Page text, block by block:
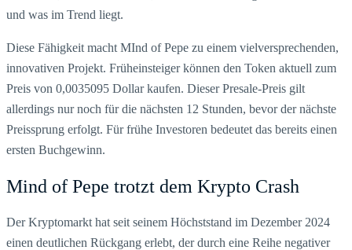
und was im Trend liegt.
Diese Fähigkeit macht MInd of Pepe zu einem vielversprechenden,
innovativen Projekt. Früheinsteiger können den Token aktuell zum
Preis von 0,0035095 Dollar kaufen. Dieser Presale-Preis gilt
allerdings nur noch für die nächsten 12 Stunden, bevor der nächste
Preissprung erfolgt. Für frühe Investoren bedeutet das bereits einen
ersten Buchgewinn.
Mind of Pepe trotzt dem Krypto Crash
Der Kryptomarkt hat seit seinem Höchststand im Dezember 2024
einen deutlichen Rückgang erlebt, der durch eine Reihe negativer